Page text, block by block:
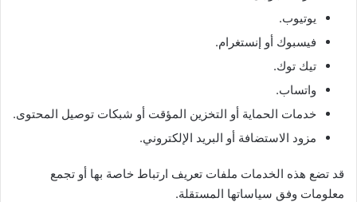
يوتيوب.
فيسبوك أو إنستغرام.
تيك توك.
واتساب.
خدمات الحماية أو التخزين المؤقت أو شبكات توصيل المحتوى.
مزود الاستضافة أو البريد الإلكتروني.
قد تضع هذه الخدمات ملفات تعريف ارتباط خاصة بها أو تجمع
معلومات وفق سياساتها المستقلة.